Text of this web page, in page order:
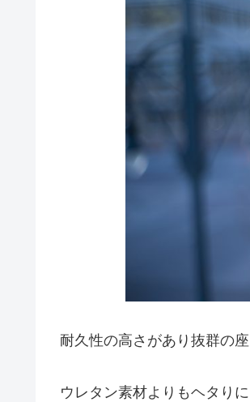
耐久性の高さがあり抜群の
ウレタン素材よりもヘタり